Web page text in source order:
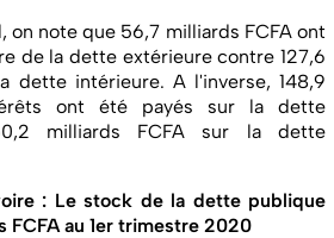
on note que 56,7 milliards FCFA ont
de la dette extérieure contre 127,6
dette intérieure. A l'inverse, 148,9
ont été payés sur la dette
milliards FCFA sur la dette
: Le stock de la dette publique
FCFA au 1er trimestre 2020